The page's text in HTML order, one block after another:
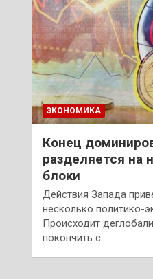
ЭКОНОМИКА
Конец
разделяется на
блоки
Действия Запада
несколько политико-
Происходит
покончить с…